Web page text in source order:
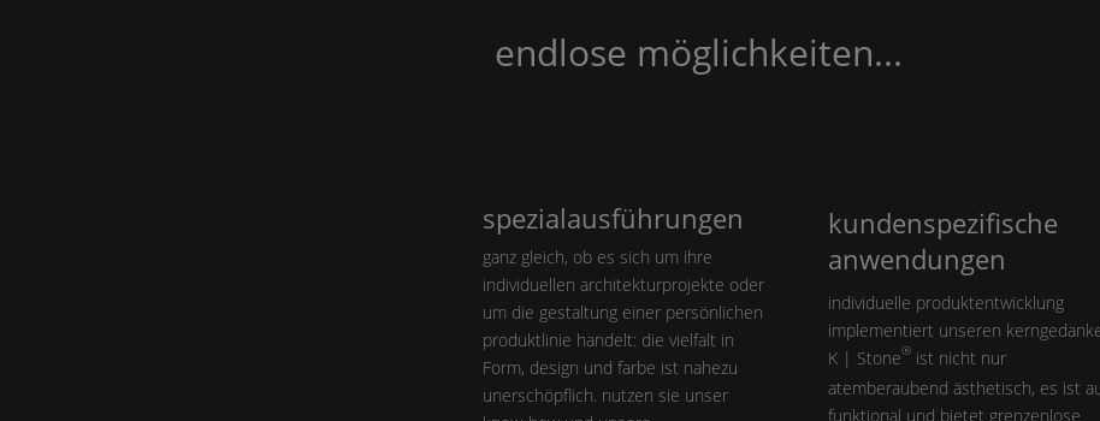
endlose möglichkeiten...
spezialausführungen
ganz gleich, ob es sich um ihre
individuellen architekturprojekte oder
um die gestaltung einer persönlichen
produktlinie handelt: die vielfalt in
Form, design und farbe ist nahezu
unerschöpflich. nutzen sie unser
kundenspezifische
anwendungen
individuelle produktentwicklung
implementiert unseren
K | Stone®ist nicht nur
atemberaubend ästhetisch, es ist
funktional und bietet grenzenlose